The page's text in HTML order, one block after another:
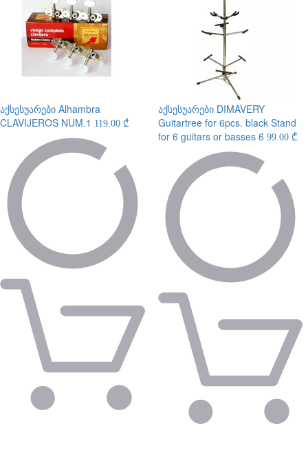
აქსესუარები Alhambra
CLAVIJEROS NUM.1 119.00 ₾
აქსესუარები DIMAVERY
Guitartree for 6pcs. black Stand
for 6 guitars or basses 6 99.00 ₾